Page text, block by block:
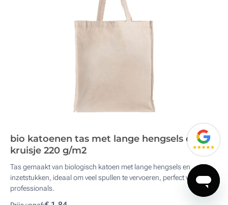
bio katoenen tas met lange hengsels en
kruisje 220 g/m2
Tas gemaakt van biologisch katoen met lange hengsels en
inzetstukken, ideaal om veel spullen te vervoeren, perfect voor
professionals.